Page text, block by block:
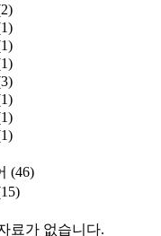
(46)
료가 없습니다.